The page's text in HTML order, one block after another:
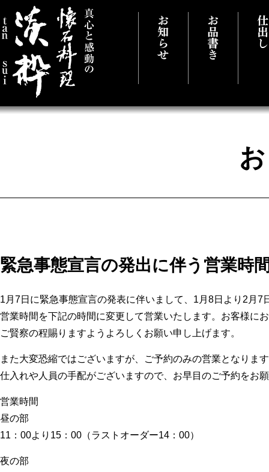
真心と感動の懐石料理 千葉県市原市
緊急事態宣言の発出に伴う営業時
1月7日に緊急事態宣言の発表に伴いまして、1月8日より2月7
営業時間を下記の時間に変更して営業いたします。お客様に
ご賢察の程賜りますようよろしくお願い申し上げます。
また大変恐縮ではございますが、ご予約のみの営業となりま
仕入れや人員の手配がございますので、お早目のご予約をお
営業時間
昼の部
11：00より15：00（ラストオーダー14：00）
夜の部